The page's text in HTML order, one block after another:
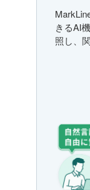
きるAI
照し、